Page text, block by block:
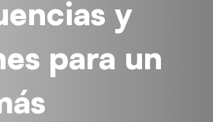
y
para un